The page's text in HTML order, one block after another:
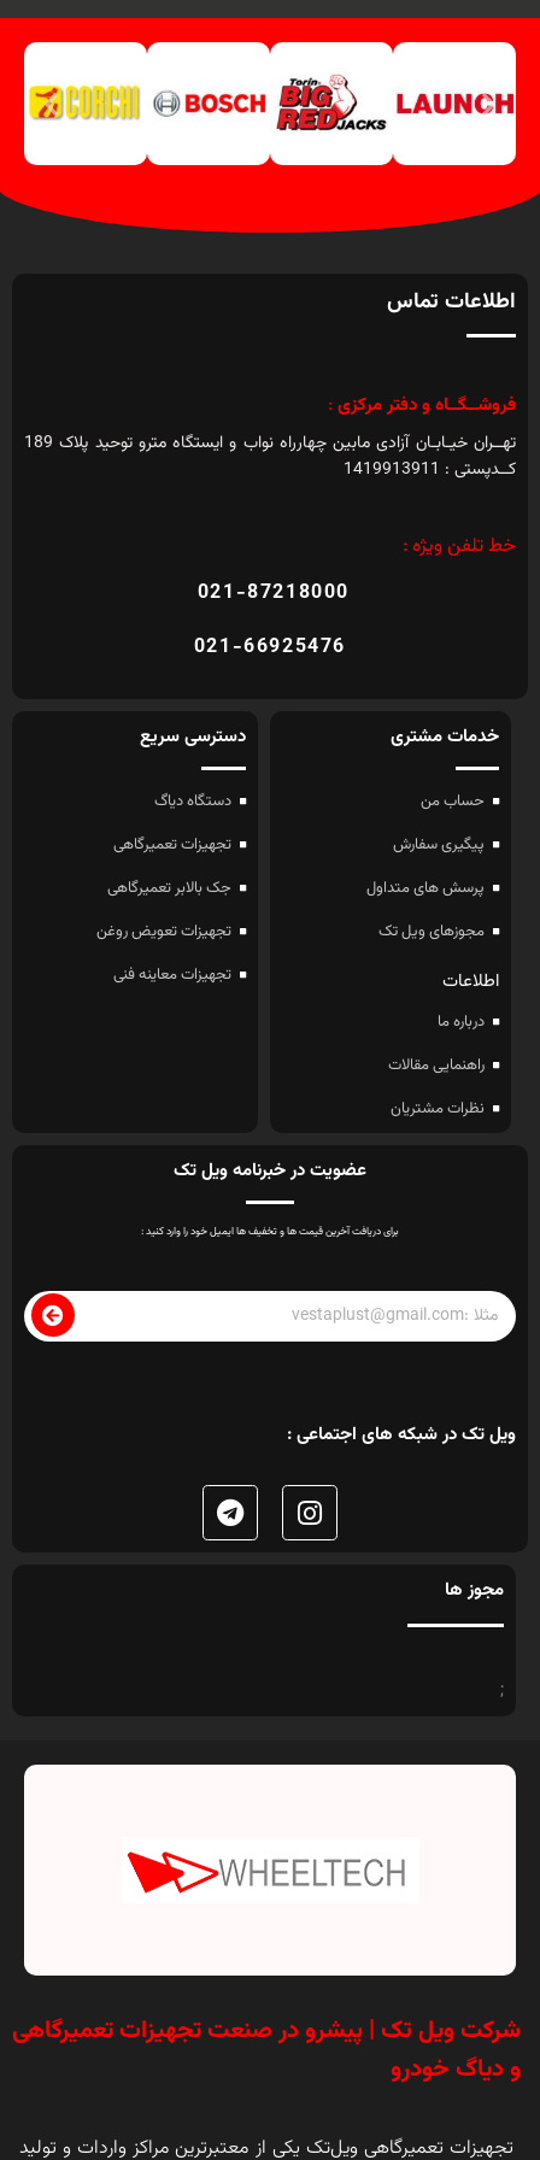
اطلاعات تماس
فروشــگــاه و دفتر مرکزی :
تهــران خیـابـان آزادی مابین چهارراه نواب و ایستگاه مترو توحید پلاک 189
کــدپستی : 1419913911
خط تلفن ویژه :
021-87218000
021-66925476
خدمات مشتری
حساب من
پیگیری سفارش
پرسش های متداول
مجوزهای ویل تک
اطلاعات
درباره ما
راهنمایی مقالات
نظرات مشتریان
دسترسی سریع
دستگاه دیاگ
تجهیزات تعمیرگاهی
جک بالابر تعمیرگاهی
تجهیزات تعویض روغن
تجهیزات معاینه فنی
عضویت در خبرنامه ویل تک
برای دریافت آخرین قیمت ها و تخفیف ها ایمیل خود را وارد کنید :
ویل تک در شبکه های اجتماعی :
مجوز ها
;
شرکت ویل تک | پیشرو در صنعت تجهیزات تعمیرگاهی
و دیاگ خودرو
تجهیزات تعمیرگاهی ویل‌تک یکی از معتبرترین مراکز واردات و تولید